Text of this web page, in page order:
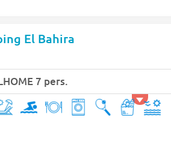
El Bahira
7 pers.